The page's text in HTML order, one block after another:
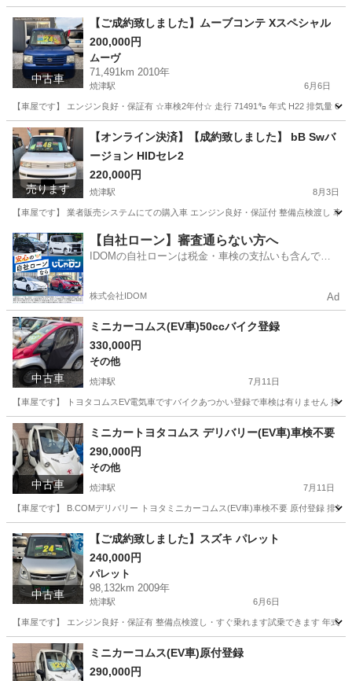
中古車
【ご成約致しました】ムーブコンテ Xスペシャル
200,000円
ムーヴ
71,491km 2010年
焼津駅 6月6日
【車屋です】 エンジン良好・保証有 ☆車検2年付☆ 走行 71491㌔ 年式 H22 排気量
静岡 焼津市 焼津駅 ムーヴ
売ります
【オンライン決済】【成約致しました】 bB Swバ
ージョン HIDセレ2
220,000円
焼津駅 8月3日
【車屋です】 業者販売システムにての購入車 エンジン良好・保証付 整備点検渡し 車
静岡 焼津市 焼津駅 その他 セレ
【自社ローン】審査通らない方へ
IDOMの自社ローンは税金・車検の支払いも含んでい
株式会社IDOM Ad
中古車
ミニカーコムス(EV車)50ccバイク登録
330,000円
その他
焼津駅 7月11日
【車屋です】 トヨタコムスEV電気車ですバイクあつかい登録で車検は有りません 排
静岡 焼津市 焼津駅 その他
中古車
ミニカートヨタコムス デリバリー(EV車)車検不要
290,000円
その他
焼津駅 7月11日
【車屋です】 B.COMデリバリー トヨタミニカーコムス(EV車)車検不要 原付登録 排気
静岡 焼津市 焼津駅 その他 CAT
中古車
【ご成約致しました】スズキ パレット
240,000円
パレット
98,132km 2009年
焼津駅 6月6日
【車屋です】 エンジン良好・保証有 整備点検渡し・すぐ乗れます試乗できます 年式
静岡 焼津市 焼津駅 パレット
ミニカーコムス(EV車)原付登録
290,000円